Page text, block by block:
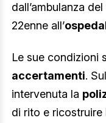
dall’ambulanza
22enne all’
Le sue condizioni
accertamenti.
intervenuta la
di rito e ricostruire